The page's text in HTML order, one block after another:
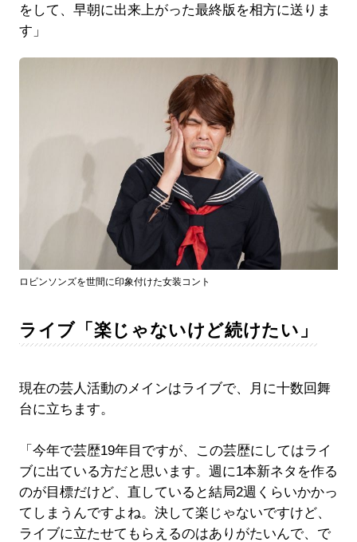
をして、早朝に出来上がった最終版を相方に送りま
す」
ロビンソンズを世間に印象付けた女装コント
ライブ「楽じゃないけど続けたい」
現在の芸人活動のメインはライブで、月に十数回舞
台に立ちます。
「今年で芸歴19年目ですが、この芸歴にしてはライ
ブに出ている方だと思います。週に1本新ネタを作る
のが目標だけど、直していると結局2週くらいかかっ
てしまうんですよね。決して楽じゃないですけど、
ライブに立たせてもらえるのはありがたいんで、で